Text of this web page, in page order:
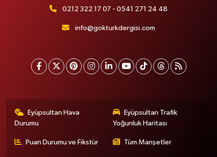
0212 322 17 07 - 0541 271 24 48
info@gokturkdergisi.com
Eyüpsultan Hava
Durumu
Eyüpsultan Trafik
Yoğunluk Haritası
Puan Durumu ve Fikstür Tüm Manşetler